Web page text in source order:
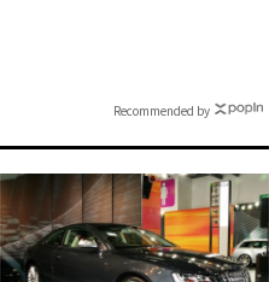
Recommended by